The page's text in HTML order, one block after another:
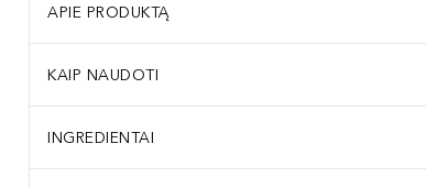
APIE PRODUKTĄ
KAIP NAUDOTI
INGREDIENTAI